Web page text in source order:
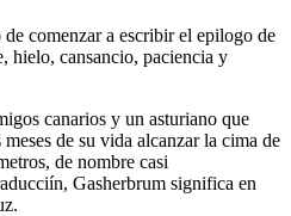
comenzar a escribir el epilogo de
hielo, cansancio, paciencia y
canarios y un asturiano que
de su vida alcanzar la cima de
de nombre casi
Gasherbrum significa en